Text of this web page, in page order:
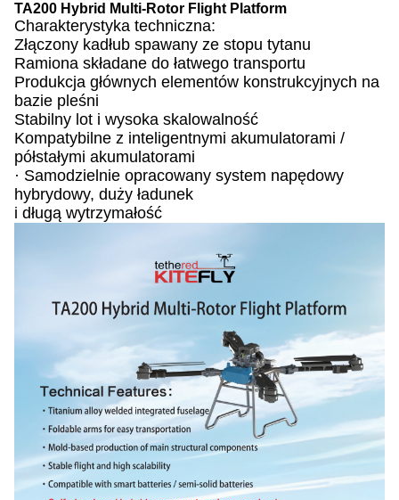
TA200 Hybrid Multi-Rotor Flight Platform
Charakterystyka techniczna:
Złączony kadłub spawany ze stopu tytanu
Ramiona składane do łatwego transportu
Produkcja głównych elementów konstrukcyjnych na
bazie pleśni
Stabilny lot i wysoka skalowalność
Kompatybilne z inteligentnymi akumulatorami /
półstałymi akumulatorami
· Samodzielnie opracowany system napędowy
hybrydowy, duży ładunek
i długą wytrzymałość